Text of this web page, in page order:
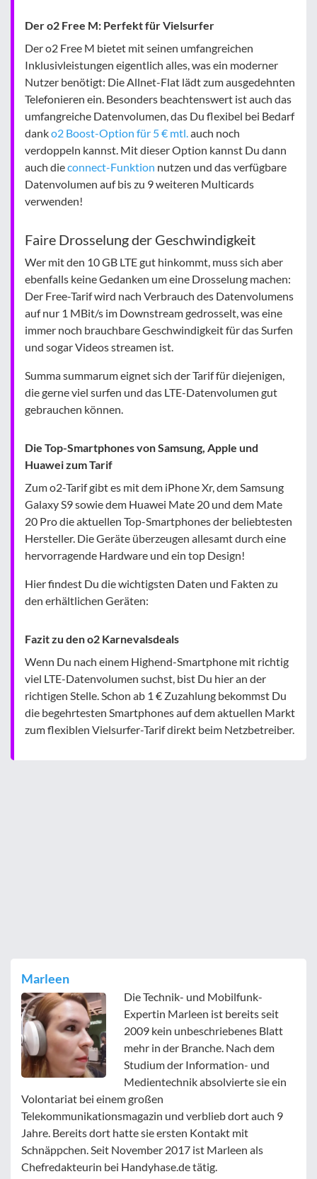
Der o2 Free M: Perfekt für Vielsurfer
Der o2 Free M bietet mit seinen umfangreichen
Inklusivleistungen eigentlich alles, was ein moderner
Nutzer benötigt: Die Allnet-Flat lädt zum ausgedehnten
Telefonieren ein. Besonders beachtenswert ist auch das
umfangreiche Datenvolumen, das Du flexibel bei Bedarf
danko2 Boost-Option für 5 € mtl. auch noch
verdoppeln kannst. Mit dieser Option kannst Du dann
auch dieconnect-Funktion nutzen und das verfügbare
Datenvolumen auf bis zu 9 weiteren Multicards
verwenden!
Faire Drosselung der Geschwindigkeit
Wer mit den 10 GB LTE gut hinkommt, muss sich aber
ebenfalls keine Gedanken um eine Drosselung machen:
Der Free-Tarif wird nach Verbrauch des Datenvolumens
auf nur 1 MBit/s im Downstream gedrosselt, was eine
immer noch brauchbare Geschwindigkeit für das Surfen
und sogar Videos streamen ist.
Summa summarum eignet sich der Tarif für diejenigen,
die gerne viel surfen und das LTE-Datenvolumen gut
gebrauchen können.
Die Top-Smartphones von Samsung, Apple und
Huawei zum Tarif
Zum o2-Tarif gibt es mit dem iPhone Xr, dem Samsung
Galaxy S9 sowie dem Huawei Mate 20 und dem Mate
20 Pro die aktuellen Top-Smartphones der beliebtesten
Hersteller. Die Geräte überzeugen allesamt durch eine
hervorragende Hardware und ein top Design!
Hier findest Du die wichtigsten Daten und Fakten zu
den erhältlichen Geräten:
Fazit zu den o2 Karnevalsdeals
Wenn Du nach einem Highend-Smartphone mit richtig
viel LTE-Datenvolumen suchst, bist Du hier an der
richtigen Stelle. Schon ab 1 € Zuzahlung bekommst Du
die begehrtesten Smartphones auf dem aktuellen Markt
zum flexiblen Vielsurfer-Tarif direkt beim Netzbetreiber.
Marleen
Die Technik- und Mobilfunk-
Expertin Marleen ist bereits seit
2009 kein unbeschriebenes Blatt
mehr in der Branche. Nach dem
Studium der Information- und
Medientechnik absolvierte sie ein
Volontariat bei einem großen
Telekommunikationsmagazin und verblieb dort auch 9
Jahre. Bereits dort hatte sie ersten Kontakt mit
Schnäppchen. Seit November 2017 ist Marleen als
Chefredakteurin bei Handyhase.de tätig.